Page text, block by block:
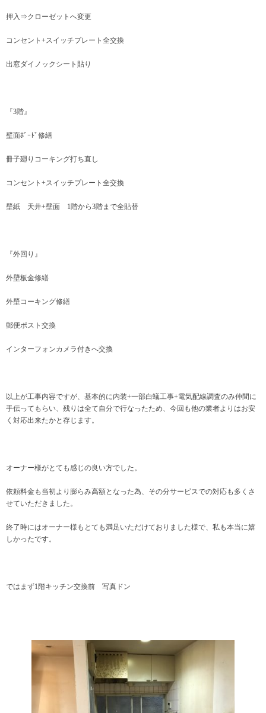
押入⇒クローゼットへ変更
コンセント+スイッチプレート全交換
出窓ダイノックシート貼り
『3階』
壁面ﾎﾞｰﾄﾞ修繕
冊子廻りコーキング打ち直し
コンセント+スイッチプレート全交換
壁紙 天井+壁面 1階から3階まで全貼替
『外回り』
外壁板金修繕
外壁コーキング修繕
郵便ポスト交換
インターフォンカメラ付きへ交換
以上が工事内容ですが、基本的に内装+一部白蟻工事+電気配線調査のみ仲間に
手伝ってもらい、残りは全て自分で行なったため、今回も他の業者よりはお安
く対応出来たかと存じます。
オーナー様がとても感じの良い方でした。
依頼料金も当初より膨らみ高額となった為、その分サービスでの対応も多くさ
せていただきました。
終了時にはオーナー様もとても満足いただけておりました様で、私も本当に嬉
しかったです。
ではまず1階キッチン交換前 写真ドン